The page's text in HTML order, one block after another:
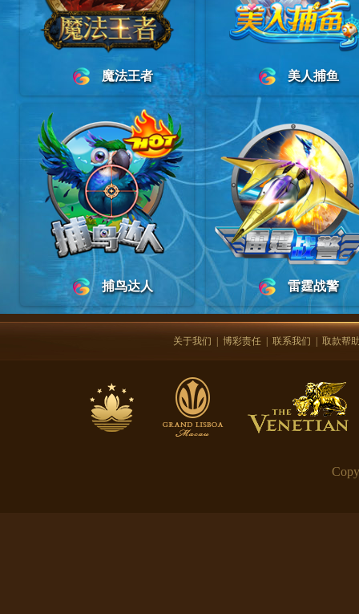
魔法王者 美人捕鱼
捕鸟达人 雷霆战警
关于我们 博彩责任 联系我们 取款帮